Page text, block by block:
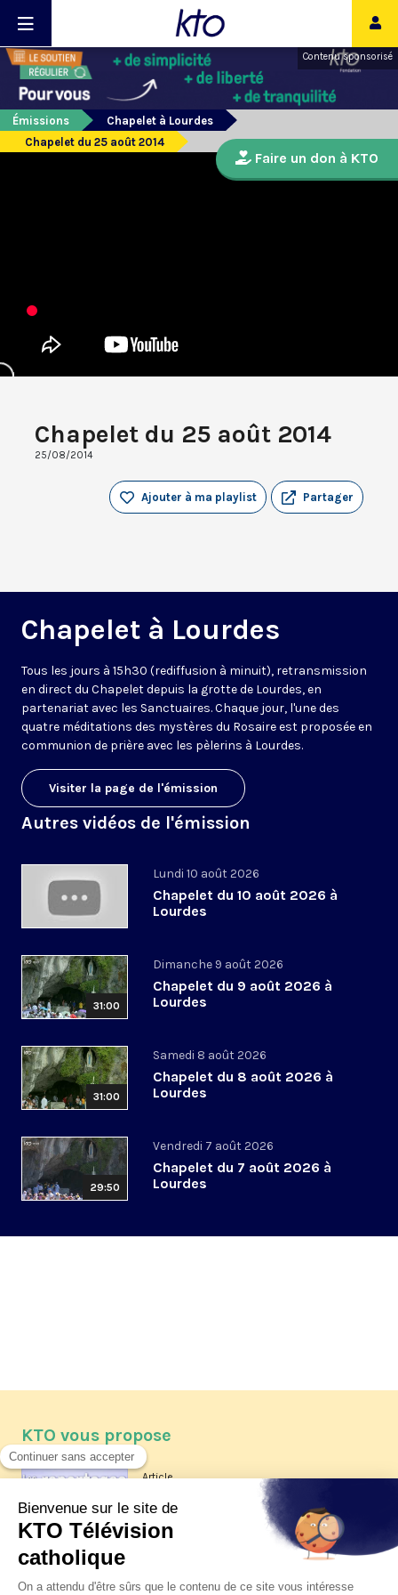
Contenu sponsorisé
Émissions
Chapelet à Lourdes
Chapelet du 25 août 2014
Chapelet du 25 août 2014
25/08/2014
Partager
Ajouter à ma playlist
Chapelet à Lourdes
Tous les jours à 15h30 (rediffusion à minuit), retransmission
en direct du Chapelet depuis la grotte de Lourdes, en
partenariat avec les Sanctuaires. Chaque jour, l'une des
quatre méditations des mystères du Rosaire est proposée en
communion de prière avec les pèlerins à Lourdes.
Visiter la page de l'émission
Autres vidéos de l'émission
Lundi 10 août 2026
Chapelet du 10 août 2026 à
Lourdes
31:00
Dimanche 9 août 2026
Chapelet du 9 août 2026 à
Lourdes
31:00
Samedi 8 août 2026
Chapelet du 8 août 2026 à
Lourdes
29:50
Vendredi 7 août 2026
Chapelet du 7 août 2026 à
Lourdes
Faire un don à KTO
KTO vous propose
Article
Les reportages d'été 2026 de KTO
La visite pastorale du pape Léon
XIV à Assise à suivre sur KTO le